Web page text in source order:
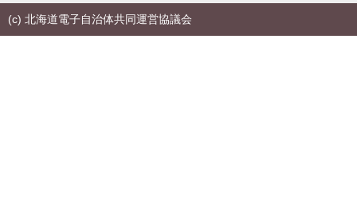
(c) 北海道電子自治体共同運営協議会